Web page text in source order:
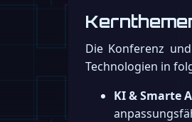
Die Konferenz
Technologien in
KI & Smarte